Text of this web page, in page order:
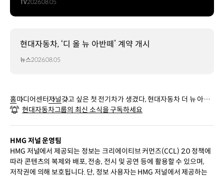
TV2026.08.05
현대자동차, ‘디 올 뉴 아반떼’ 계약 개시
뉴스2026.08.05
홈미디어센터저널갖고 싶은 첫 전기차가 생겼다, 현대자동차 더 뉴 아이
오닉 5 시승기
현대자동차그룹의 최신 소식을 구독하세요
HMG 저널 운영팀
HMG 저널에서 제공되는 정보는 크리에이티브 커먼즈(CCL) 2.0 정책에
따라 콘텐츠의 복제와 배포, 전송, 전시 및 공연 등에 활용할 수 있으며,
저작권에 의해 보호됩니다. 단, 정보 사용자는 HMG 저널에서 제공하는